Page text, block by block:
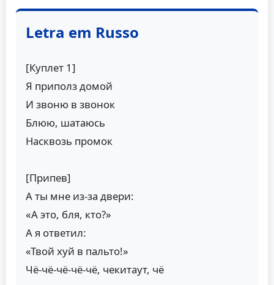
Letra em Russo
[Куплет 1]
Я приполз домой
И звоню в звонок
Блюю, шатаюсь
Насквозь промок
[Припев]
А ты мне из-за двери:
«А это, бля, кто?»
А я ответил:
«Твой хуй в пальто!»
Чё-чё-чё-чё-чё, чекитаут, чё